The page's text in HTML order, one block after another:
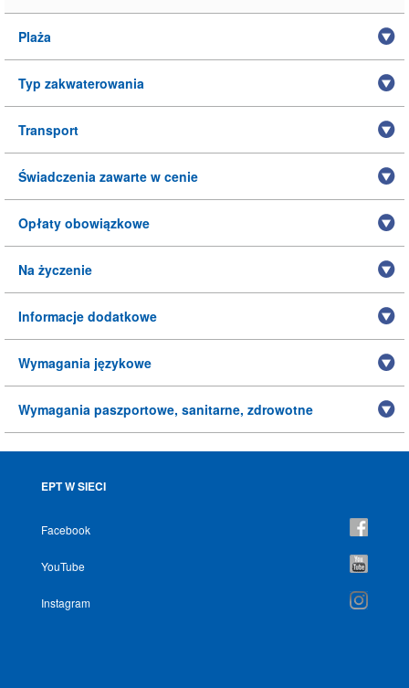
Plaża
Typ zakwaterowania
Transport
Świadczenia zawarte w cenie
Opłaty obowiązkowe
Na życzenie
Informacje dodatkowe
Wymagania językowe
Wymagania paszportowe, sanitarne, zdrowotne
EPT W SIECI
Facebook
YouTube
Instagram